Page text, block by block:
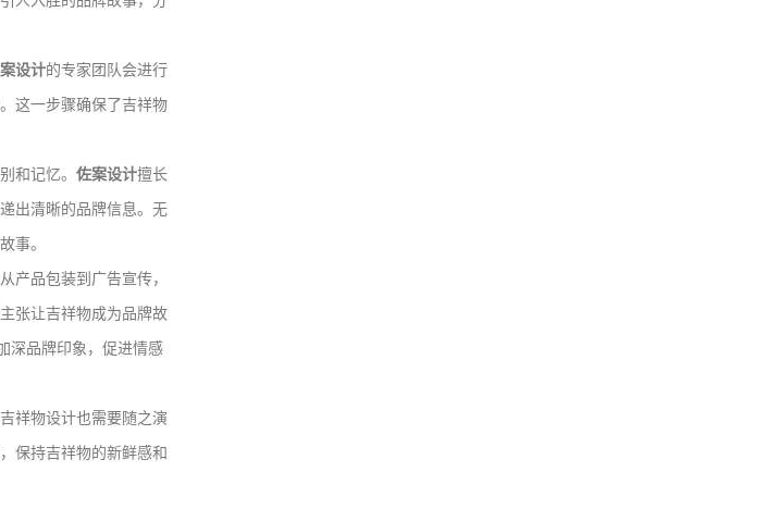
设计的专家团队会进行
这一步骤确保了吉祥物
和记忆。 佐案设计擅长
出清晰的品牌信息。无
事。
产品包装到广告宣传，
主张让吉祥物成为品牌故
深品牌印象，促进情感
祥物设计也需要随之演
保持吉祥物的新鲜感和